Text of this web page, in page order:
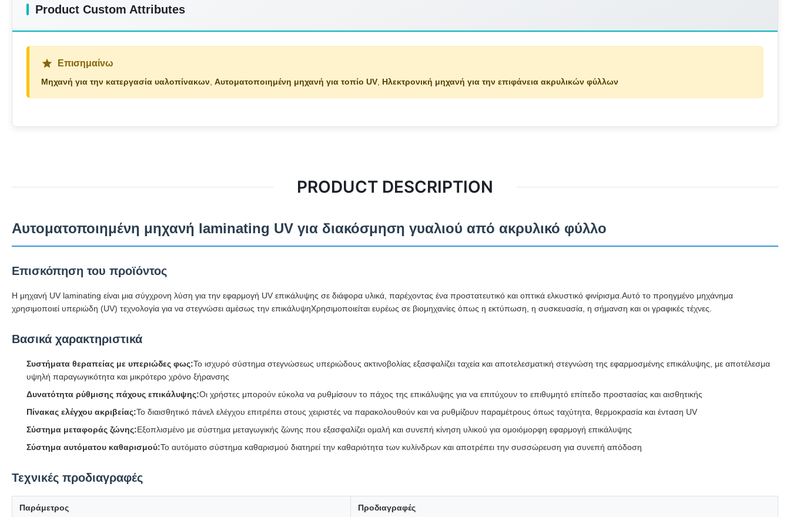
Product Custom Attributes
Επισημαίνω
Μηχανή για την κατεργασία υαλοπίνακων Αυτοματοποιημένη μηχανή για τοπίο UV Ηλεκτρονική μηχανή για την επιφάνεια ακρυλικών φύλλων
PRODUCT DESCRIPTION
Αυτοματοποιημένη μηχανή laminating UV για διακόσμηση γυαλιού από ακρυλικό φύλλο
Επισκόπηση του προϊόντος
Η μηχανή UV laminating είναι μια σύγχρονη λύση για την εφαρμογή UV επικάλυψης σε διάφορα υλικά, παρέχοντας ένα προστατευτικό και οπτικά ελκυστικό φινίρισμα.Αυτό το προηγμένο μηχάνημα
χρησιμοποιεί υπεριώδη (UV) τεχνολογία για να στεγνώσει αμέσως την επικάλυψηΧρησιμοποιείται ευρέως σε βιομηχανίες όπως η εκτύπωση, η συσκευασία, η σήμανση και οι γραφικές τέχνες.
Βασικά χαρακτηριστικά
Συστήματα θεραπείας με υπεριώδες φως:Το ισχυρό σύστημα στεγνώσεως υπεριώδους ακτινοβολίας εξασφαλίζει ταχεία και αποτελεσματική στεγνώση της εφαρμοσμένης επικάλυψης, με αποτέλεσμα
υψηλή παραγωγικότητα και μικρότερο χρόνο ξήρανσης
Δυνατότητα ρύθμισης πάχους επικάλυψης:Οι χρήστες μπορούν εύκολα να ρυθμίσουν το πάχος της επικάλυψης για να επιτύχουν το επιθυμητό επίπεδο προστασίας και αισθητικής
Πίνακας ελέγχου ακριβείας:Το διαισθητικό πάνελ ελέγχου επιτρέπει στους χειριστές να παρακολουθούν και να ρυθμίζουν παραμέτρους όπως ταχύτητα, θερμοκρασία και ένταση UV
Σύστημα μεταφοράς ζώνης:Εξοπλισμένο με σύστημα μεταγωγικής ζώνης που εξασφαλίζει ομαλή και συνεπή κίνηση υλικού για ομοιόμορφη εφαρμογή επικάλυψης
Σύστημα αυτόματου καθαρισμού:Το αυτόματο σύστημα καθαρισμού διατηρεί την καθαριότητα των κυλίνδρων και αποτρέπει την συσσώρευση για συνεπή απόδοση
Τεχνικές προδιαγραφές
Παράμετρος Προδιαγραφές